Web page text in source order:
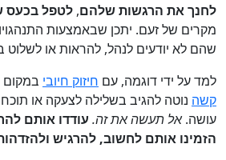
לחנך את הרגשות שלהם, לטפל בכעס
מקרים של זעם. יתכן שבאמצעות
שהם לא יודעים לנהל, להראות או לשלוט
למד על ידי דוגמה, עם חיזוק חיובי במקום
קשה נוטה להגיב בשלילה לצעקה או
עושה.אל תעשה את זה. עודדו אותם
הזמינו אותם לחשוב, להרגיש